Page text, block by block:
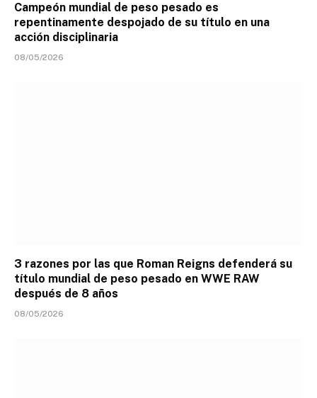
Campeón mundial de peso pesado es
repentinamente despojado de su título en una
acción disciplinaria
08/05/2026
3 razones por las que Roman Reigns defenderá su
título mundial de peso pesado en WWE RAW
después de 8 años
08/05/2026